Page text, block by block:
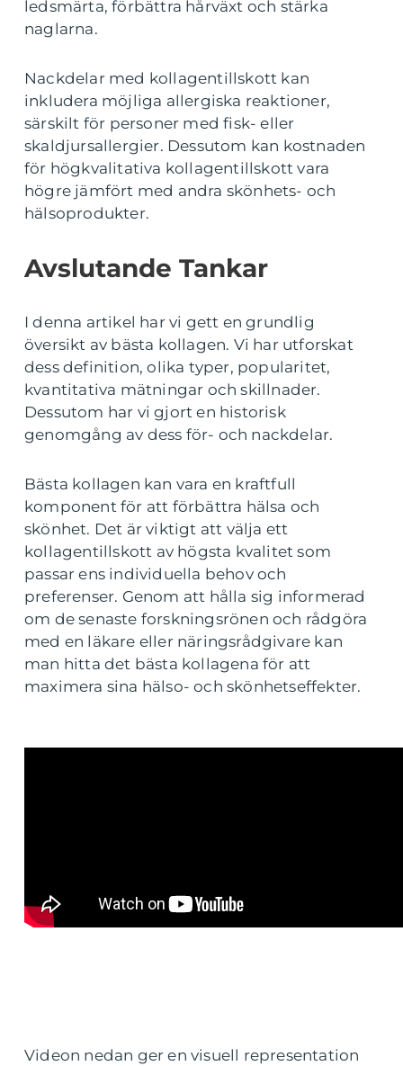
ledsmärta, förbättra hårväxt och stärka
naglarna.
Nackdelar med kollagentillskott kan
inkludera möjliga allergiska reaktioner,
särskilt för personer med fisk- eller
skaldjursallergier. Dessutom kan kostnaden
för högkvalitativa kollagentillskott vara
högre jämfört med andra skönhets- och
hälsoprodukter.
Avslutande Tankar
I denna artikel har vi gett en grundlig
översikt av bästa kollagen. Vi har utforskat
dess definition, olika typer, popularitet,
kvantitativa mätningar och skillnader.
Dessutom har vi gjort en historisk
genomgång av dess för- och nackdelar.
Bästa kollagen kan vara en kraftfull
komponent för att förbättra hälsa och
skönhet. Det är viktigt att välja ett
kollagentillskott av högsta kvalitet som
passar ens individuella behov och
preferenser. Genom att hålla sig informerad
om de senaste forskningsrönen och rådgöra
med en läkare eller näringsrådgivare kan
man hitta det bästa kollagena för att
maximera sina hälso- och skönhetseffekter.
Videon nedan ger en visuell representation